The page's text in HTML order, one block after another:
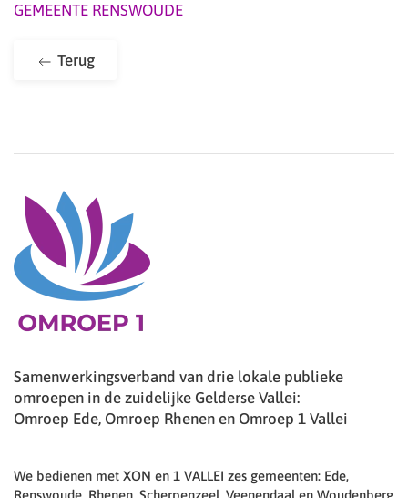
GEMEENTE RENSWOUDE
Terug
Samenwerkingsverband van drie lokale publieke
omroepen in de zuidelijke Gelderse Vallei:
Omroep Ede, Omroep Rhenen en Omroep 1 Vallei
We bedienen met XON en 1 VALLEI zes gemeenten: Ede,